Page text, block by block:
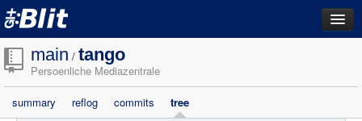
dashboard
repositories
filestore
main / tango
Persoenliche Mediazentrale
summary reflog commits
tree